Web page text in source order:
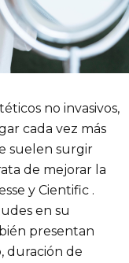
no invasivos,
cada vez más
suelen surgir
de mejorar la
y Cientific .
en su
presentan
duración de